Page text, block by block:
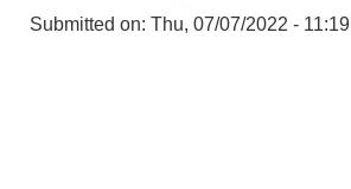
Submitted on: Thu, 07/07/2022 - 11:19